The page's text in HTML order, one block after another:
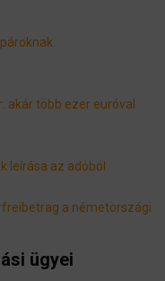
akár több ezer euróval
leírása az adóból
a németországi
ügyei